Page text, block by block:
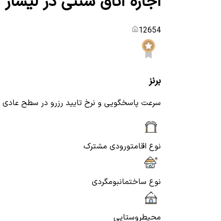
12654
برنز
سرعت پاسخگویی و نرخ تایید رزرو در سطح عادی
نوع اقامتورودی مشترک
نوع ساختمانبومگردی
محیطروستایی